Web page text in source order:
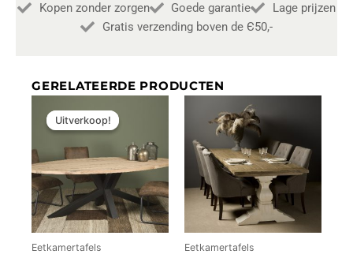
aantalKopen zonder zorgen Goede garantie
Lage prijzen
Gratis verzending boven de Є50,-
GERELATEERDE PRODUCTEN
Uitverkoop!
Uitverkoop!
Eetkamertafels
prijs
was:
€1.139,00.
Eetkamertafels